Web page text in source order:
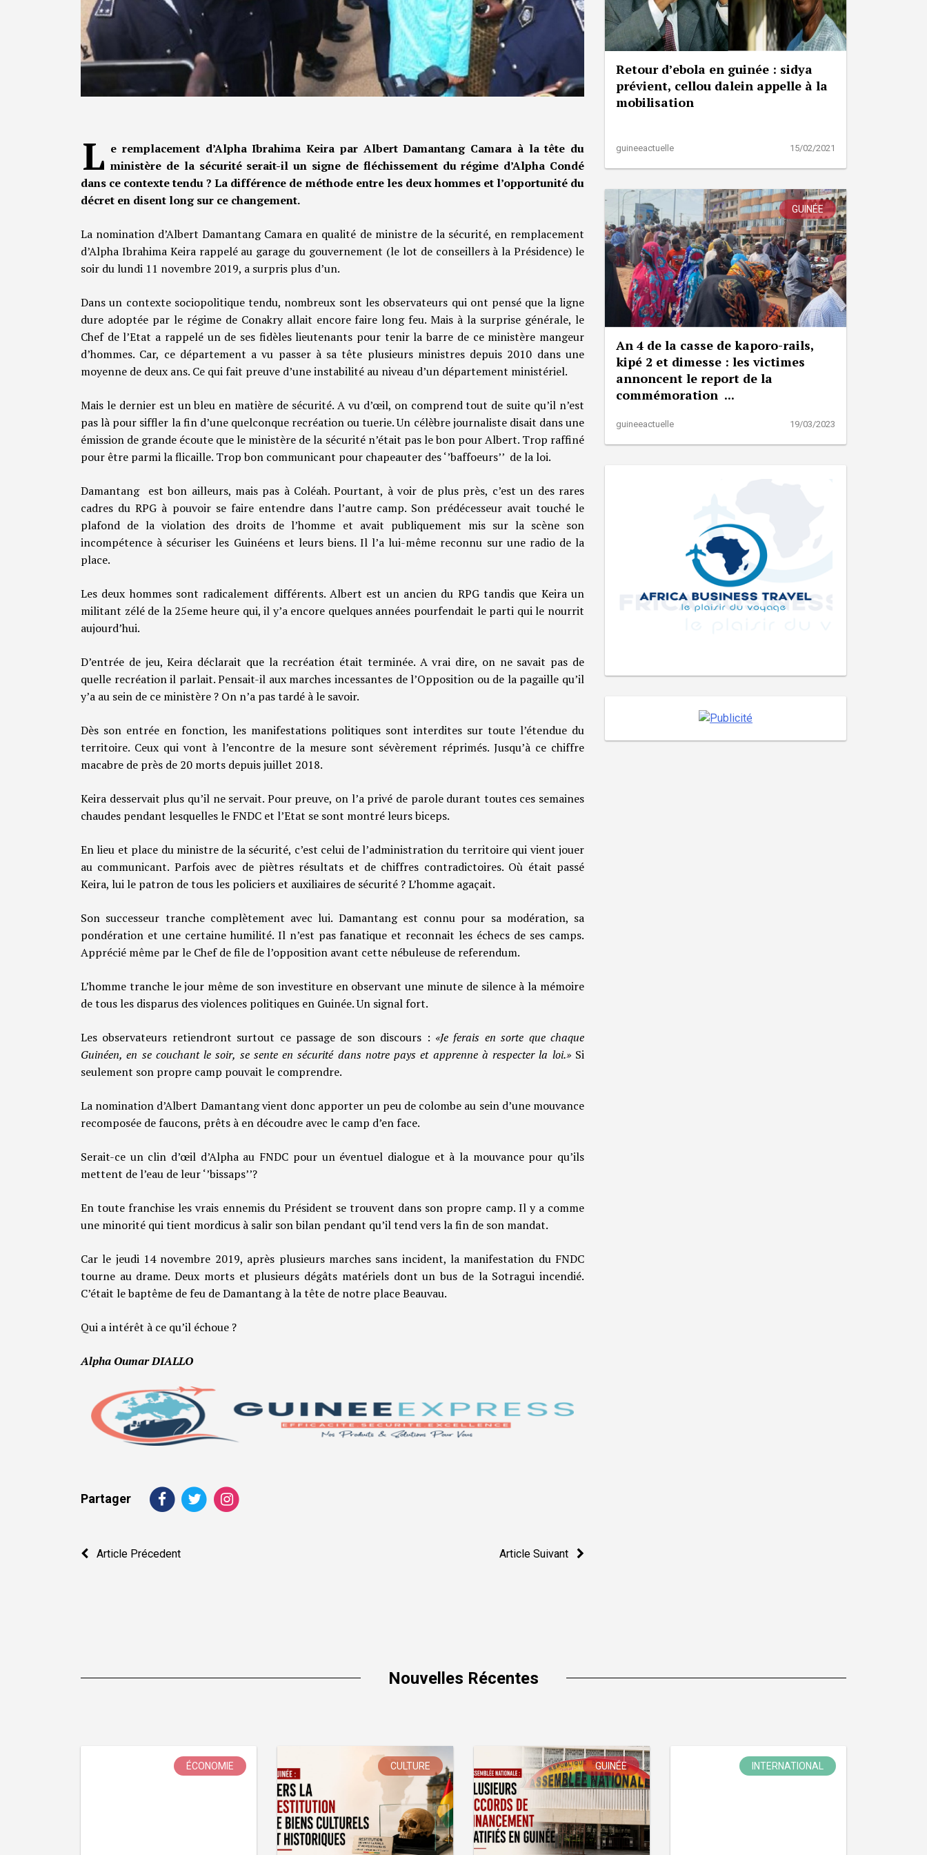
L e remplacement d’Alpha Ibrahima Keira par Albert Damantang Camara à la tête du
ministère de la sécurité serait-il un signe de fléchissement du régime d’Alpha Condé
dans ce contexte tendu ? La différence de méthode entre les deux hommes et l’opportunité du
décret en disent long sur ce changement.
La nomination d’Albert Damantang Camara en qualité de ministre de la sécurité, en remplacement
d’Alpha Ibrahima Keira rappelé au garage du gouvernement (le lot de conseillers à la Présidence) le
soir du lundi 11 novembre 2019, a surpris plus d’un.
Dans un contexte sociopolitique tendu, nombreux sont les observateurs qui ont pensé que la ligne
dure adoptée par le régime de Conakry allait encore faire long feu. Mais à la surprise générale, le
Chef de l’Etat a rappelé un de ses fidèles lieutenants pour tenir la barre de ce ministère mangeur
d’hommes. Car, ce département a vu passer à sa tête plusieurs ministres depuis 2010 dans une
moyenne de deux ans. Ce qui fait preuve d’une instabilité au niveau d’un département ministériel.
Mais le dernier est un bleu en matière de sécurité. A vu d’œil, on comprend tout de suite qu’il n’est
pas là pour siffler la fin d’une quelconque recréation ou tuerie. Un célèbre journaliste disait dans une
émission de grande écoute que le ministère de la sécurité n’était pas le bon pour Albert. Trop raffiné
pour être parmi la flicaille. Trop bon communicant pour chapeauter des ‘’baffoeurs’’ de la loi.
Damantang est bon ailleurs, mais pas à Coléah. Pourtant, à voir de plus près, c’est un des rares
cadres du RPG à pouvoir se faire entendre dans l’autre camp. Son prédécesseur avait touché le
plafond de la violation des droits de l’homme et avait publiquement mis sur la scène son
incompétence à sécuriser les Guinéens et leurs biens. Il l’a lui-même reconnu sur une radio de la
place.
Les deux hommes sont radicalement différents. Albert est un ancien du RPG tandis que Keira un
militant zélé de la 25eme heure qui, il y’a encore quelques années pourfendait le parti qui le nourrit
aujourd’hui.
D’entrée de jeu, Keira déclarait que la recréation était terminée. A vrai dire, on ne savait pas de
quelle recréation il parlait. Pensait-il aux marches incessantes de l’Opposition ou de la pagaille qu’il
y’a au sein de ce ministère ? On n’a pas tardé à le savoir.
Dès son entrée en fonction, les manifestations politiques sont interdites sur toute l’étendue du
territoire. Ceux qui vont à l’encontre de la mesure sont sévèrement réprimés. Jusqu’à ce chiffre
macabre de près de 20 morts depuis juillet 2018.
Keira desservait plus qu’il ne servait. Pour preuve, on l’a privé de parole durant toutes ces semaines
chaudes pendant lesquelles le FNDC et l’Etat se sont montré leurs biceps.
En lieu et place du ministre de la sécurité, c’est celui de l’administration du territoire qui vient jouer
au communicant. Parfois avec de piètres résultats et de chiffres contradictoires. Où était passé
Keira, lui le patron de tous les policiers et auxiliaires de sécurité ? L’homme agaçait.
Son successeur tranche complètement avec lui. Damantang est connu pour sa modération, sa
pondération et une certaine humilité. Il n’est pas fanatique et reconnait les échecs de ses camps.
Apprécié même par le Chef de file de l’opposition avant cette nébuleuse de referendum.
L’homme tranche le jour même de son investiture en observant une minute de silence à la mémoire
de tous les disparus des violences politiques en Guinée. Un signal fort.
Les observateurs retiendront surtout ce passage de son discours : «Je ferais en sorte que chaque
Guinéen, en se couchant le soir, se sente en sécurité dans notre pays et apprenne à respecter la loi.»Si
seulement son propre camp pouvait le comprendre.
La nomination d’Albert Damantang vient donc apporter un peu de colombe au sein d’une mouvance
recomposée de faucons, prêts à en découdre avec le camp d’en face.
Serait-ce un clin d’œil d’Alpha au FNDC pour un éventuel dialogue et à la mouvance pour qu’ils
mettent de l’eau de leur ‘’bissaps’’?
En toute franchise les vrais ennemis du Président se trouvent dans son propre camp. Il y a comme
une minorité qui tient mordicus à salir son bilan pendant qu’il tend vers la fin de son mandat.
Car le jeudi 14 novembre 2019, après plusieurs marches sans incident, la manifestation du FNDC
tourne au drame. Deux morts et plusieurs dégâts matériels dont un bus de la Sotragui incendié.
C’était le baptême de feu de Damantang à la tête de notre place Beauvau.
Qui a intérêt à ce qu’il échoue ?
Alpha Oumar DIALLO
Partager
Navigation
Article Précedent Article Suivant
Retour d’ebola en guinée : sidya
prévient, cellou dalein appelle à la
mobilisation
guineeactuelle 15/02/2021
GUINÉE
An 4 de la casse de kaporo-rails,
kipé 2 et dimesse : les victimes
annoncent le report de la
commémoration ...
guineeactuelle 19/03/2023
Nouvelles Récentes
ÉCONOMIE CULTURE GUINÉE INTERNATIONAL